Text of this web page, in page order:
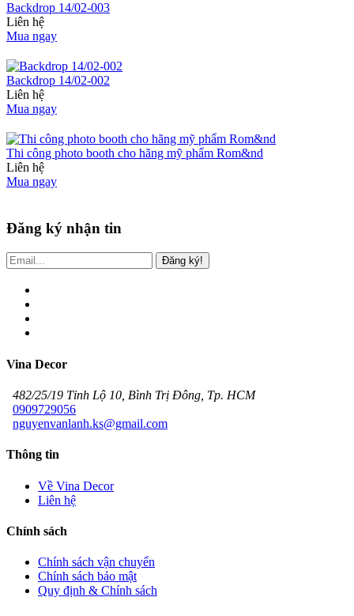
Backdrop 14/02-003
Liên hệ
Mua ngay
Backdrop 14/02-002
Liên hệ
Mua ngay
Thi công photo booth cho hãng mỹ phẩm Rom&nd
Liên hệ
Mua ngay
Đăng ký nhận tin
Đăng ký!
Vina Decor
482/25/19 Tỉnh Lộ 10, Bình Trị Đông, Tp. HCM
0909729056
nguyenvanlanh.ks@gmail.com
Thông tin
Về Vina Decor
Liên hệ
Chính sách
Chính sách vận chuyển
Chính sách bảo mật
Quy định & Chính sách